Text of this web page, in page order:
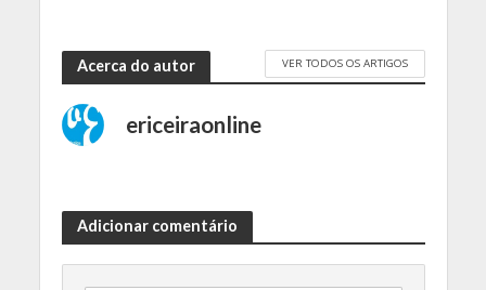
Acerca do autor VER TODOS OS ARTIGOS
ericeiraonline
Adicionar comentário